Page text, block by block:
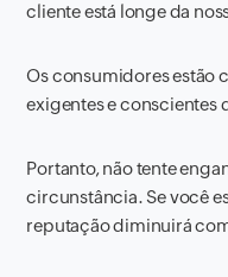
cliente está longe da
Os consumidores estão
exigentes e conscientes
Portanto, não tente
circunstância. Se você
reputação diminuirá